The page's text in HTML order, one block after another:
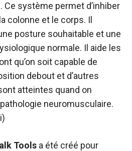
Ce système permet d’inhiber
colonne et le corps. Il
posture souhaitable et une
normale. Il aide les
qu’on soit capable de
debout et d’autres
atteintes quand on
neuromusculaire.
)
Tools a été créé pour